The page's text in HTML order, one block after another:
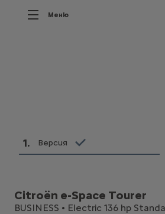
Меню
1. Версия
Citroën e-Space Tourer
BUSINESS • Electric 136 hp